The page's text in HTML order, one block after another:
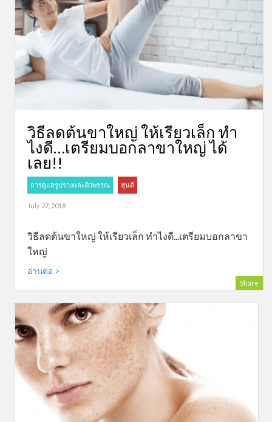
วิธีลดต้นขาใหญ่ ให้เรียวเล็ก ทำ
ไงดี…เตรียมบอกลาขาใหญ่ ได้
เลย!!
การดูแลรูปร่างและผิวพรรณ หุ่นดี
July 27, 2018
วิธีลดต้นขาใหญ่ ให้เรียวเล็ก ทำไงดี...เตรียมบอกลาขา
ใหญ่
อ่านต่อ >
Share